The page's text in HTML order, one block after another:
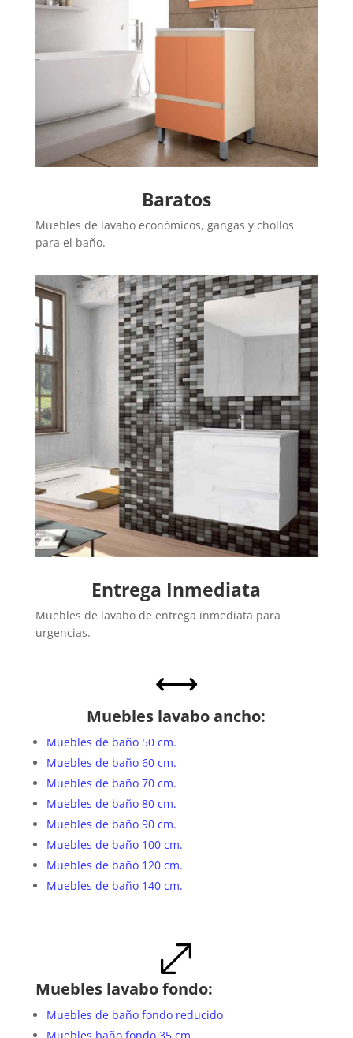
Baratos
Muebles de lavabo económicos, gangas y chollos
para el baño.
Entrega Inmediata
Muebles de lavabo de entrega inmediata para
urgencias.
,
Muebles lavabo ancho:
Muebles de baño 50 cm.
Muebles de baño 60 cm.
Muebles de baño 70 cm.
Muebles de baño 80 cm.
Muebles de baño 90 cm.
Muebles de baño 100 cm.
Muebles de baño 120 cm.
Muebles de baño 140 cm.
.
Muebles lavabo fondo:
Muebles de baño fondo reducido